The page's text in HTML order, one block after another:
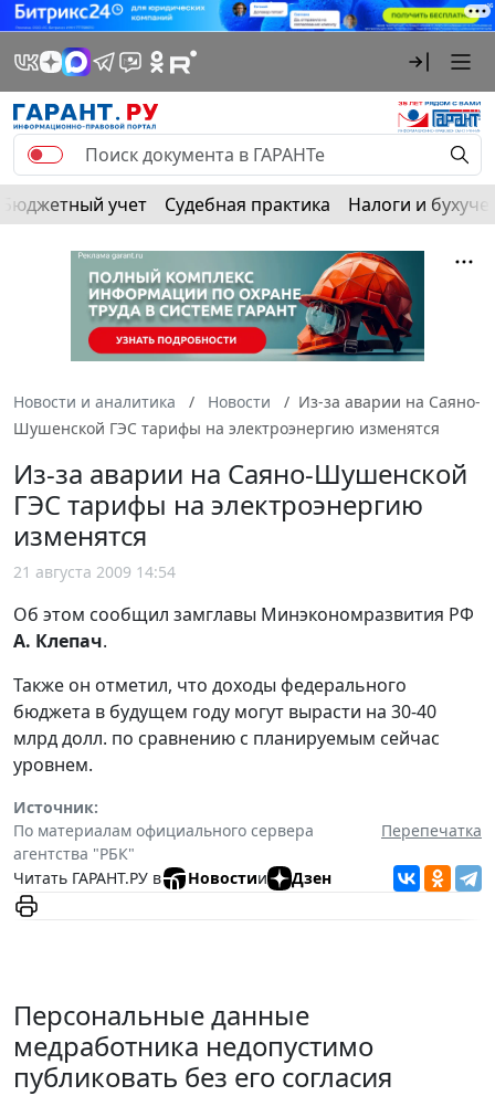
Бюджетный учет Судебная практика Налоги и
Новости и аналитика Новости
Из-за аварии на Саяно-
Шушенской ГЭС тарифы на электроэнергию изменятся
Из-за аварии на Саяно-Шушенской
ГЭС тарифы на электроэнергию
изменятся
21 августа 2009 14:54
Об этом сообщил замглавы Минэкономразвития РФ
А. Клепач.
Также он отметил, что доходы федерального
бюджета в будущем году могут вырасти на 30-40
млрд долл. по сравнению с планируемым сейчас
уровнем.
Источник:
По материалам официального сервера
агентства "РБК"
Перепечатка
Читать ГАРАНТ.РУ в Новостии Дзен
Персональные данные
медработника недопустимо
публиковать без его согласия